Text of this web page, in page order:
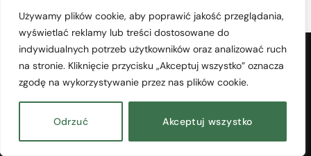
Używamy plików cookie, aby poprawić jakość przeglądania,
wyświetlać reklamy lub treści dostosowane do
indywidualnych potrzeb użytkowników oraz analizować ruch
na stronie. Kliknięcie przycisku „Akceptuj wszystko” oznacza
zgodę na wykorzystywanie przez nas plików cookie.
Odrzuć Akceptuj wszystko